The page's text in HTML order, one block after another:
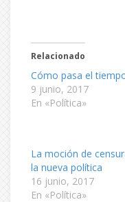
Relacionado
Cómo pasa el
9 junio, 2017
En «Política»
La moción de
la nueva política
16 junio, 2017
En «Política»